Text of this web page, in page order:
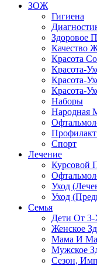
ЗОЖ
Гигиена
Здоровое
Качество
Красота
Красота-
Красота-
Красота-
Наборы
Народная
Спорт
Лечение
Курсовой
Уход
Уход
Семья
Дети От
Женское
Мама И
Мужское
Сезон,